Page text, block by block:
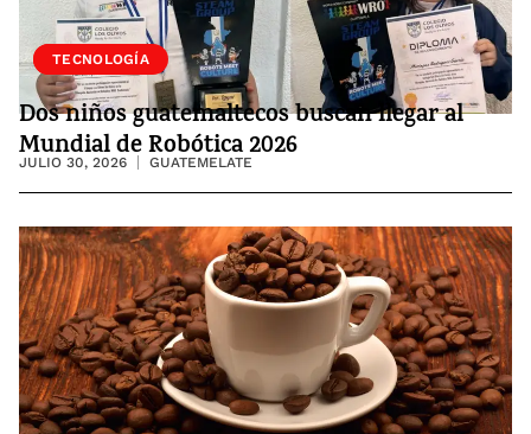
SOCIEDAD
TECNOLOGÍA
Dos niños guatemaltecos buscan llegar al
Mundial de Robótica 2026
JULIO 30, 2026 GUATEMELATE